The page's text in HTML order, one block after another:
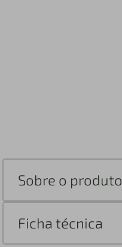
Sobre o produto
Ficha técnica